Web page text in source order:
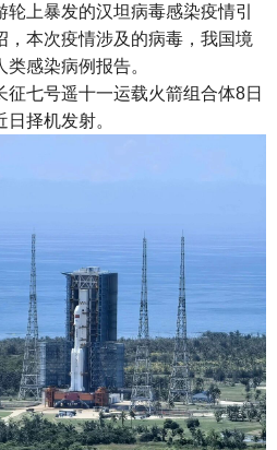
上暴发的汉坦病毒感染疫情引
，本次疫情涉及的病毒，我国境
感染病例报告。
七号遥十一运载火箭组合体8日
择机发射。